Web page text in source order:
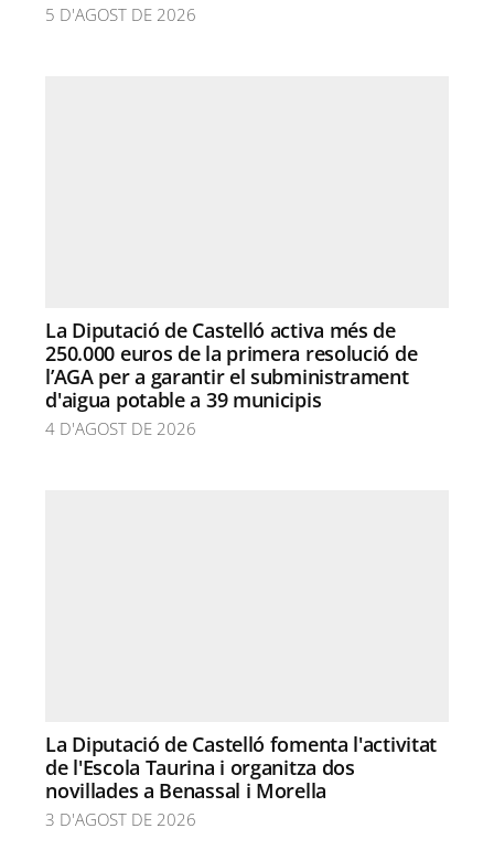
5 D'AGOST DE 2026
La Diputació de Castelló activa més de
250.000 euros de la primera resolució de
l’AGA per a garantir el subministrament
d'aigua potable a 39 municipis
4 D'AGOST DE 2026
La Diputació de Castelló fomenta l'activitat
de l'Escola Taurina i organitza dos
novillades a Benassal i Morella
3 D'AGOST DE 2026